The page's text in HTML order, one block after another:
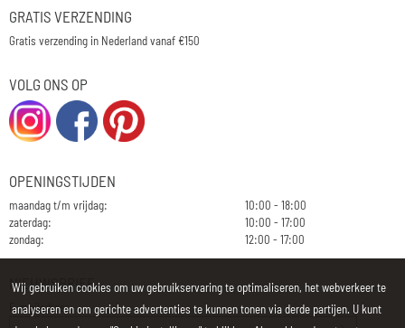
GRATIS VERZENDING
Gratis verzending in Nederland vanaf €150
VOLG ONS OP
OPENINGSTIJDEN
maandag t/m vrijdag:
10:00 - 18:00
zaterdag:
10:00 - 17:00
zondag:
12:00 - 17:00
NIEUWSBRIEF
E-mailadres:
Wij gebruiken cookies om uw gebruikservaring te optimaliseren, het webverkeer te
analyseren en om gerichte advertenties te kunnen tonen via derde partijen. U kunt